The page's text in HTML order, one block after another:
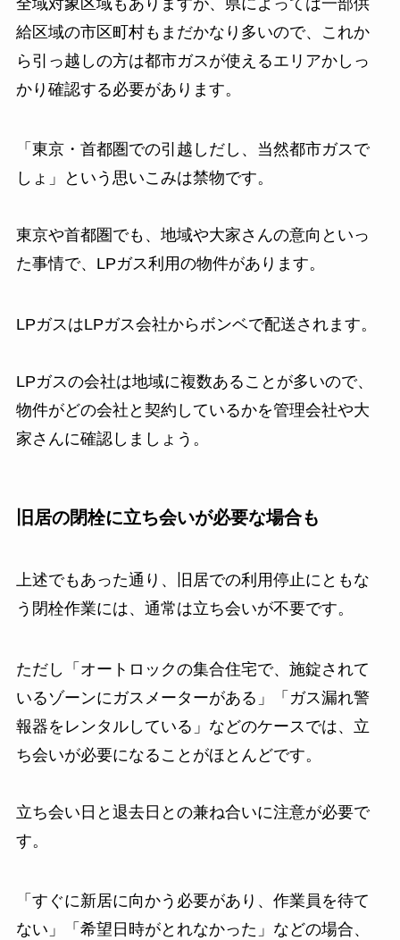
給区域の市区町村もまだかなり多いので、これか
ら引っ越しの方は都市ガスが使えるエリアかしっ
かり確認する必要があります。
「東京・首都圏での引越しだし、当然都市ガスで
しょ」という思いこみは禁物です。
東京や首都圏でも、地域や大家さんの意向といっ
た事情で、LPガス利用の物件があります。
LPガスはLPガス会社からボンベで配送されます。
LPガスの会社は地域に複数あることが多いので、
物件がどの会社と契約しているかを管理会社や大
家さんに確認しましょう。
旧居の閉栓に立ち会いが必要な場合も
上述でもあった通り、旧居での利用停止にともな
う閉栓作業には、通常は立ち会いが不要です。
ただし「オートロックの集合住宅で、施錠されて
いるゾーンにガスメーターがある」「ガス漏れ警
報器をレンタルしている」などのケースでは、立
ち会いが必要になることがほとんどです。
立ち会い日と退去日との兼ね合いに注意が必要で
す。
「すぐに新居に向かう必要があり、作業員を待て
ない」「希望日時がとれなかった」などの場合、